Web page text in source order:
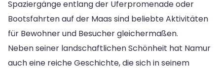
Spaziergänge entlang der Uferpromenade oder
Bootsfahrten auf der Maas sind beliebte Aktivitäten
für Bewohner und Besucher gleichermaßen.
Neben seiner landschaftlichen Schönheit hat Namur
auch eine reiche Geschichte, die sich in seinem